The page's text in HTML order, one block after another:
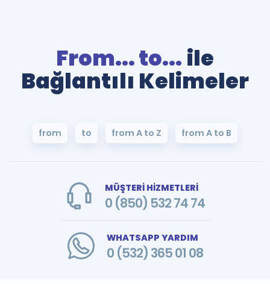
From... to... ile
Bağlantılı Kelimeler
from to from A to Z from A to B
MÜŞTERİ HİZMETLERİ
0 (850) 532 74 74
WHATSAPP YARDIM
0 (532) 365 01 08